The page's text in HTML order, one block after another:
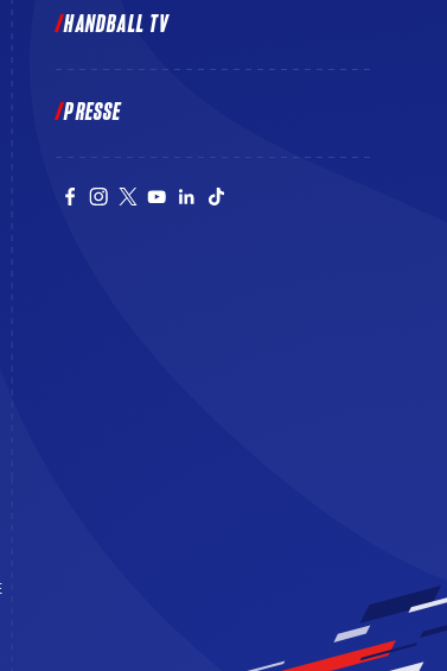
HANDBALL TV
PRESSE